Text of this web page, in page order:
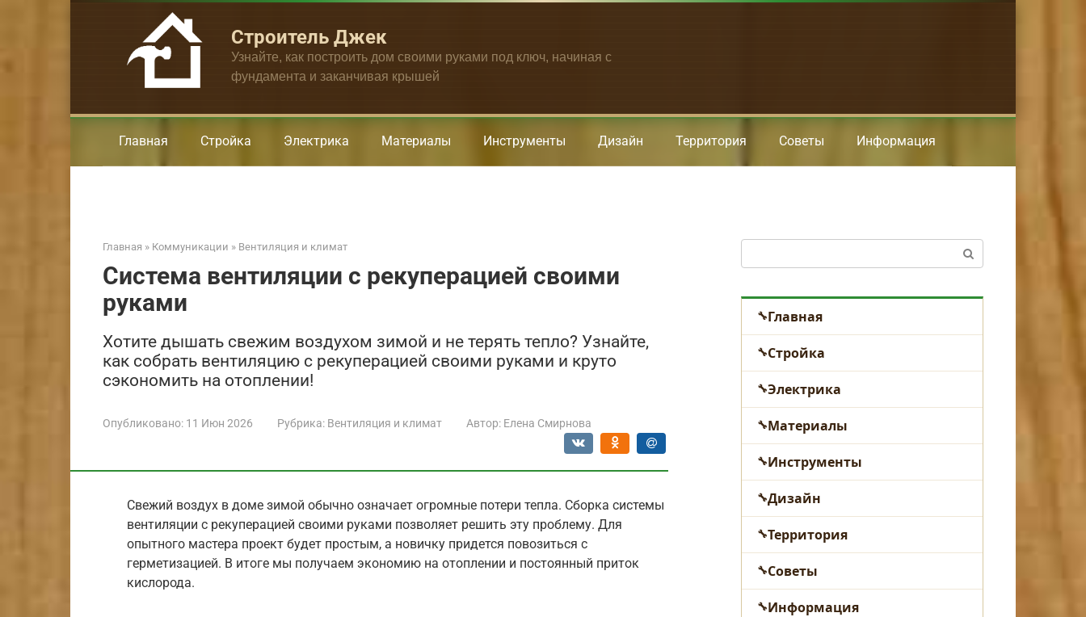
Строитель Джек
Узнайте, как построить дом своими руками под ключ, начиная с
фундамента и заканчивая крышей
Главная Стройка Электрика Материалы Инструменты Дизайн Территория Советы Информация
Главная » Коммуникации » Вентиляция и климат
Система вентиляции с рекуперацией своими
руками
Хотите дышать свежим воздухом зимой и не терять тепло? Узнайте,
как собрать вентиляцию с рекуперацией своими руками и круто
сэкономить на отоплении!
Опубликовано: 11 Июн 2026 Рубрика: Вентиляция и климат Автор: Елена Смирнова
Свежий воздух в доме зимой обычно означает огромные потери тепла. Сборка системы
вентиляции с рекуперацией своими руками позволяет решить эту проблему. Для
опытного мастера проект будет простым, а новичку придется повозиться с
герметизацией. В итоге мы получаем экономию на отоплении и постоянный приток
кислорода.
Главная
Стройка
Электрика
Материалы
Инструменты
Дизайн
Территория
Советы
Информация